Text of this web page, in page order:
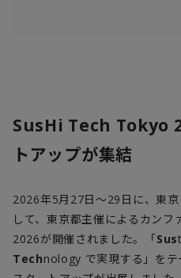
SusHi Tech Tokyo
トアップが集結
2026年5月 27日～29 日に、東
して、東京都主催によるカンフ
2026が開催されました。「Sus
Technology で実現する」を